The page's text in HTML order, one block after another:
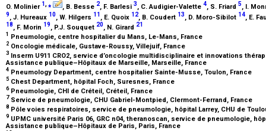
O. Molinier 1,⁎ , B. Besse 2, F. Barlesi 3, C. Audigier-Valette 4, S. Friard 5, I.
9, J. Hureaux 10, W. Hilgers 11 , E. Quoix 12, B. Coudert 13, D. Moro-Sibilot 14, E.
18, F. Morin 19, P.J. Souquet 20, N. Girard 21
1 Pneumologie, centre hospitalier du Mans, Le-Mans, France
2 Oncologie médicale, Gustave-Roussy, Villejuif, France
3 Inserm U911 CRO2, service d’oncologie multidisciplinaire et innovations
Assistance publique–Hôpitaux de Marseille, Marseille, France
4 Pneumology Department, centre hospitalier Sainte-Musse, Toulon, France
5 Chest Department, hôpital Foch, Suresnes, France
6Pneumologie, CHI de Créteil, Créteil, France
7 Service de pneumologie, CHU Gabriel-Montpied, Clermont-Ferrand, France
8 Pôle voies respiratoires, service de pneumologie, hôpital Larrey, CHU de
9 UPMC université Paris 06, GRC n04, theranoscan, service de pneumologie,
Assistance publique–Hôpitaux de Paris, Paris, France